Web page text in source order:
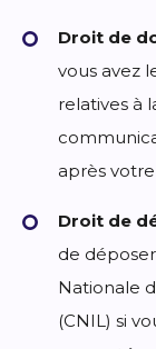
Droit de
vous avez
relatives à
après
Droit de
de
Nationale
(CNIL) si